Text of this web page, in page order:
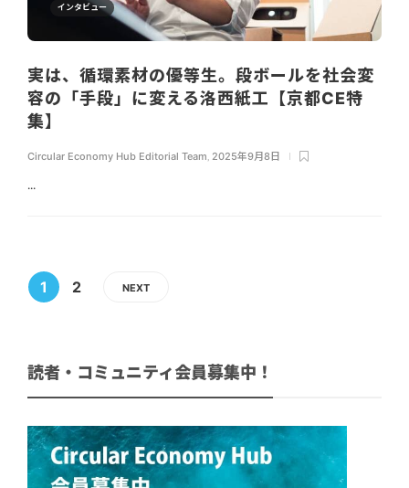
インタビュー
実は、循環素材の優等生。段ボールを社会変
容の「手段」に変える洛西紙工【京都CE特
集】
Circular Economy Hub Editorial Team 2025年9月8日
...
1 2 NEXT
読者・コミュニティ会員募集中！